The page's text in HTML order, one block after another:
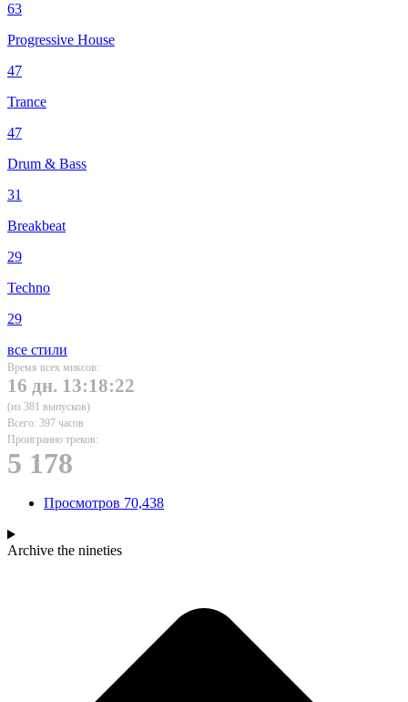
63
Progressive House
47
Trance
47
Drum & Bass
31
Breakbeat
29
Techno
29
все стили
Время всех миксов:
16 дн. 13:18:22
(из 381 выпусков)
Всего: 397 часов
Проигранно треков:
5 178
Просмотров 70,438
Archive the nineties